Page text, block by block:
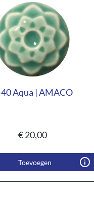
Aqua | AMACO
€20,00
Toevoegen